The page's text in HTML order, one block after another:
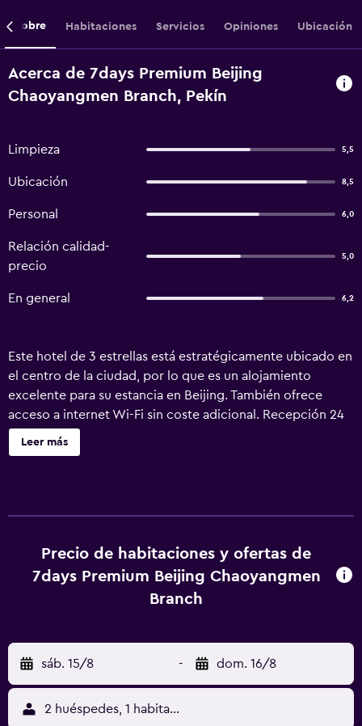
Sobre Habitaciones Servicios Opiniones Ubicación
Acerca de 7days Premium Beijing
Chaoyangmen Branch, Pekín
Limpieza 5,5
Ubicación 8,5
Personal 6,0
Relación calidad-
precio
5,0
En general 6,2
Este hotel de 3 estrellas está estratégicamente ubicado en
el centro de la ciudad, por lo que es un alojamiento
excelente para su estancia en Beijing. También ofrece
acceso a internet Wi-Fi sin coste adicional. Recepción 24
horas, registros de entrada y salida exprés y conserje son
solo algunos de los servicios que pone a su disposición 7
embotellada, una tetera/cafetera y unas zapatillas. Entre
las instalaciones y servicios de sus habitaciones también
se incluyen un secador de pelo y un teléfono. 7 Days Inn
descubrir Beijing y la zona de los alrededores. Plaza de
Tiananmen, Ciudad Prohibida y el Zoo de Pekín están
apenas a un cómodo trayecto conduciendo del hotel.
Leer más
Precio de habitaciones y ofertas de
7days Premium Beijing Chaoyangmen
Branch
sáb. 15/8 - dom. 16/8
2 huéspedes, 1 habitación